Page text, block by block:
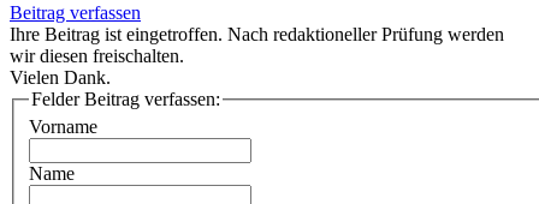
Beitrag verfassen
Ihre Beitrag ist eingetroffen. Nach redaktioneller Prüfung werden
wir diesen freischalten.
Vielen Dank.
Felder Beitrag verfassen:
Vorname
Name